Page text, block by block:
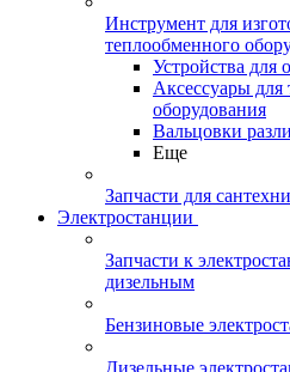
Инструмент для
теплообменного
Устройства для
Аксессуары для
оборудования
Вальцовки
Еще
Запчасти для
Электростанции
Запчасти к
дизельным
Бензиновые
Дизельные